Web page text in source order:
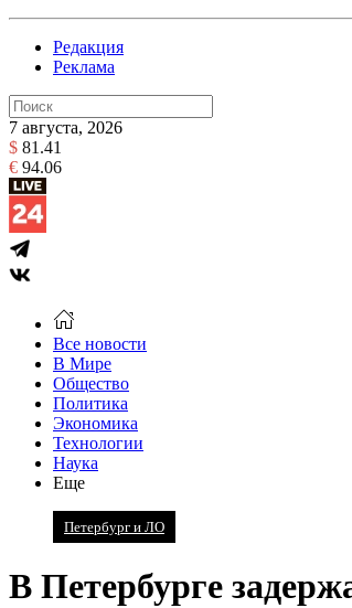
Редакция
Реклама
7 августа, 2026
$ 81.41
€ 94.06
Все новости
В Мире
Общество
Политика
Экономика
Технологии
Наука
Еще
Петербург и ЛО
В Петербурге